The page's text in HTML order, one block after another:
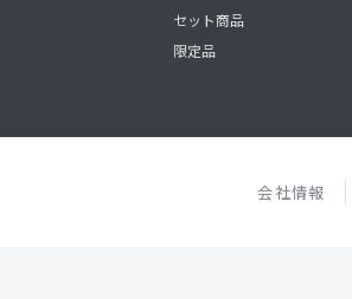
セット商品
限定品
会社情報